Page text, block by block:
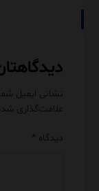
نشانی ایمیل
علامت‌گذاری
دیدگاه *